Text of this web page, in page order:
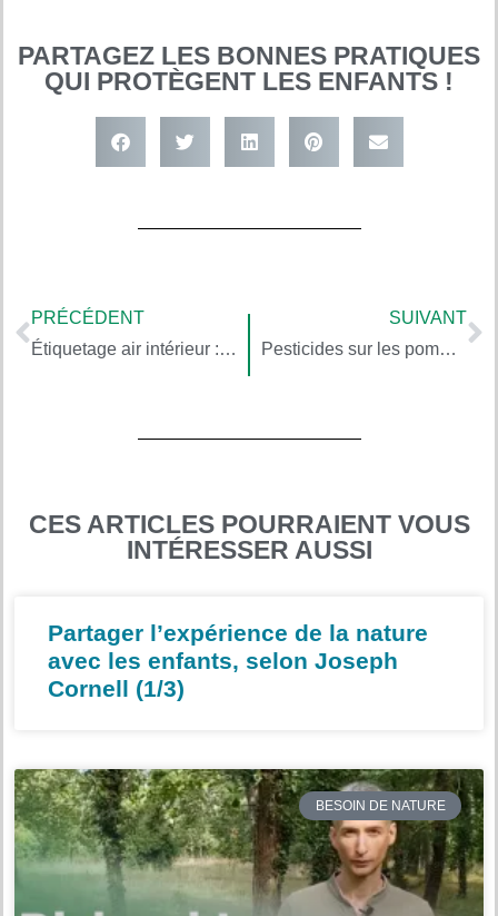
PARTAGEZ LES BONNES PRATIQUES
QUI PROTÈGENT LES ENFANTS !
PRÉCÉDENT
Étiquetage air intérieur : privilégier les produits de construction et les revêtements A+
SUIVANT
Pesticides sur les pommes – Sang pour sang toxique, de Jean-François Narbonne
CES ARTICLES POURRAIENT VOUS
INTÉRESSER AUSSI
Partager l’expérience de la nature
avec les enfants, selon Joseph
Cornell (1/3)
BESOIN DE NATURE